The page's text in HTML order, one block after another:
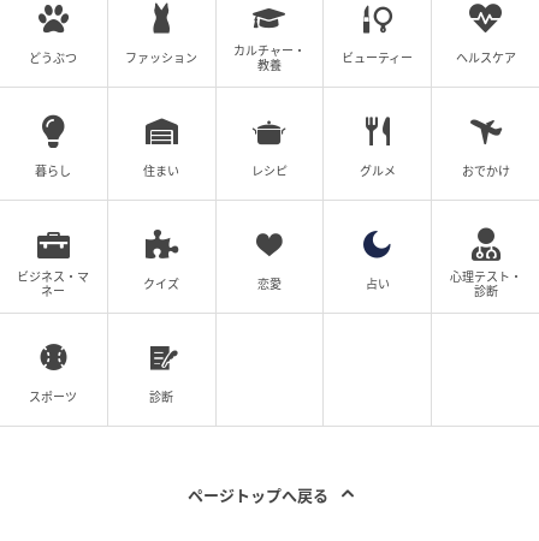
上の実務経験を持つ。現在は住宅・不動産分野に特化
したライターとして活動し、空間設計や住宅性能、都
市開発に関する知見をもとに、高い専門性と信頼性を
兼ね備えた記事を多数執筆している。
【エピソード募集】日常のちょっとした体験、TRILL
でシェアしませんか？【2分で完了・匿名】
次の記事
って部屋を開けたら
プロフィール
yukiasobi
どうぶつ ファッション
カルチャー・
教養
ビューティー ヘルスケア
暮らし 住まい レシピ グルメ おでかけ
ビジネス・マ
ネー
クイズ 恋愛 占い
心理テスト・
診断
スポーツ 診断
ページトップへ戻る